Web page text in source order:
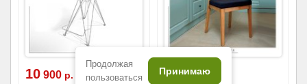
10 900 р. 23 550р.
Продолжая
пользоваться
Принимаю